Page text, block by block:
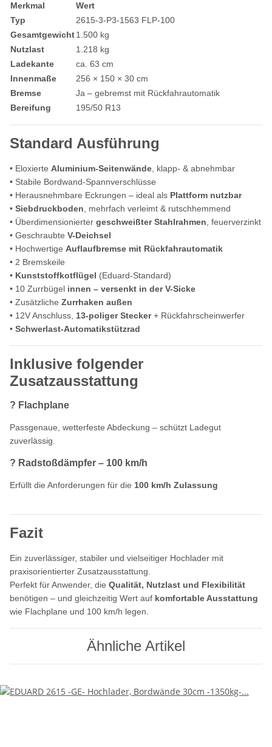
Merkmal
Wert
Typ
2615-3-P3-1563 FLP-100
Gesamtgewicht1.500 kg
Nutzlast
1.218 kg
Ladekante
ca. 63 cm
Innenmaße
256 × 150 × 30 cm
Bremse
Ja – gebremst mit Rückfahrautomatik
Bereifung
195/50 R13
Standard Ausführung
• Eloxierte Aluminium-Seitenwände , klapp- & abnehmbar
• Stabile Bordwand-Spannverschlüsse
• Herausnehmbare Eckrungen – ideal als Plattform nutzbar
• Siebdruckboden , mehrfach verleimt & rutschhemmend
• Überdimensionierter geschweißter Stahlrahmen , feuerverzinkt
• Geschraubte V-Deichsel
• Hochwertige Auflaufbremse mit Rückfahrautomatik
• 2 Bremskeile
• Kunststoffkotflügel (Eduard-Standard)
• 10 Zurrbügel innen – versenkt in der V-Sicke
• Zusätzliche Zurrhaken außen
• 12V Anschluss, 13-poliger Stecker+ Rückfahrscheinwerfer
• Schwerlast-Automatikstützrad
Inklusive folgender
Zusatzausstattung
? Flachplane
Passgenaue, wetterfeste Abdeckung – schützt Ladegut
zuverlässig.
? Radstoßdämpfer – 100 km/h
Erfüllt die Anforderungen für die 100 km/h Zulassung
Fazit
Ein zuverlässiger, stabiler und vielseitiger Hochlader mit
praxisorientierter Zusatzausstattung.
Perfekt für Anwender, die Qualität, Nutzlast und Flexibilität
benötigen – und gleichzeitig Wert auf komfortable Ausstattung
wie Flachplane und 100 km/h legen.
Ähnliche Artikel